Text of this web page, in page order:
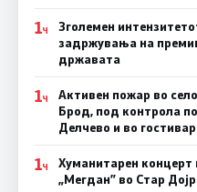
1Ч
Зголемен
задржувања на
државата
1Ч
Активен пожар во
Брод, под контрола
Делчево и во
1Ч
Хуманитарен
„Мегдан” во Стар